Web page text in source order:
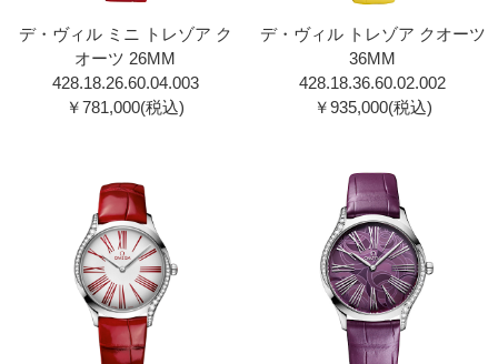
デ・ヴィル ミニ トレゾア ク
オーツ 26MM
428.18.26.60.04.00 3
￥781,000(税込)
デ・ヴィル トレゾア クオーツ
36MM
428.18.36.60.02.002
￥935,000(税込)